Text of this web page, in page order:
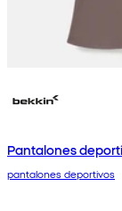
Pantalones
pantalones deportivos